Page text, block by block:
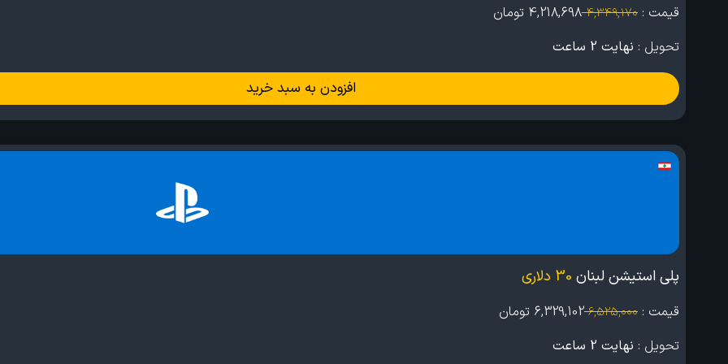
قیمت : 4,349,170
4,218,698 تومان
تحویل : نهایت 2 ساعت
افزودن به سبد خرید
پلی استیشن لبنان 30 دلاری
قیمت : 6,525,000
6,329,102 تومان
تحویل : نهایت 2 ساعت